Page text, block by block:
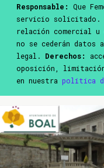
Responsable: Que
servicio solicitado.
relación comercial
no se cederán
legal. Derechos:
oposición,
en nuestra política